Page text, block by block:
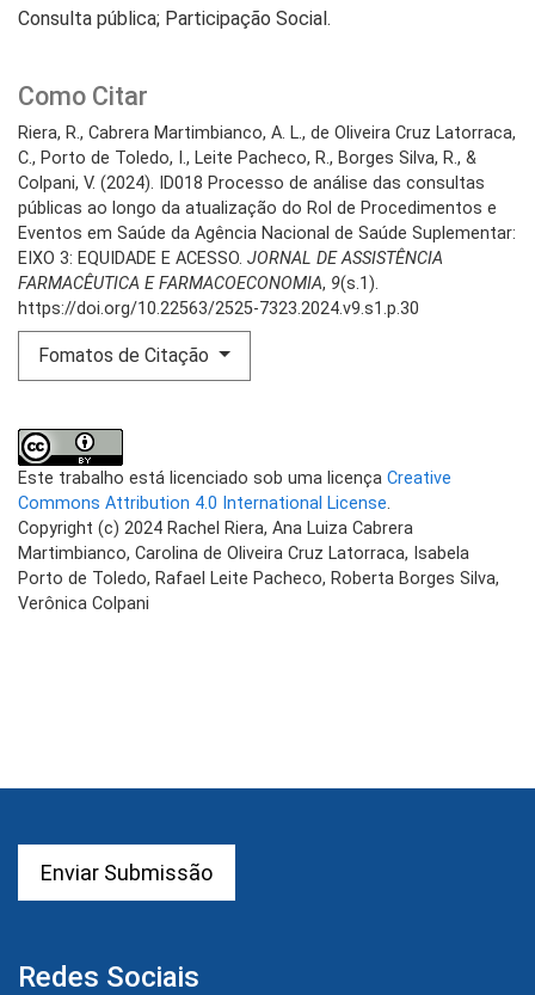
Consulta pública; Participação Social.
Como Citar
Riera, R., Cabrera Martimbianco, A. L., de Oliveira Cruz Latorraca,
C., Porto de Toledo, I., Leite Pacheco, R., Borges Silva, R., &
Colpani, V. (2024). ID018 Processo de análise das consultas
públicas ao longo da atualização do Rol de Procedimentos e
Eventos em Saúde da Agência Nacional de Saúde Suplementar:
EIXO 3: EQUIDADE E ACESSO. JORNAL DE ASSISTÊNCIA
FARMACÊUTICA E FARMACOECONOMIA, 9(s.1).
https://doi.org/10.22563/2525-7323.2024.v9.s1.p.30
Fomatos de Citação
Este trabalho está licenciado sob uma licença Creative
Commons Attribution 4.0 International License.
Copyright (c) 2024 Rachel Riera, Ana Luiza Cabrera
Martimbianco, Carolina de Oliveira Cruz Latorraca, Isabela
Porto de Toledo, Rafael Leite Pacheco, Roberta Borges Silva,
Verônica Colpani
Enviar Submissão
Redes Sociais